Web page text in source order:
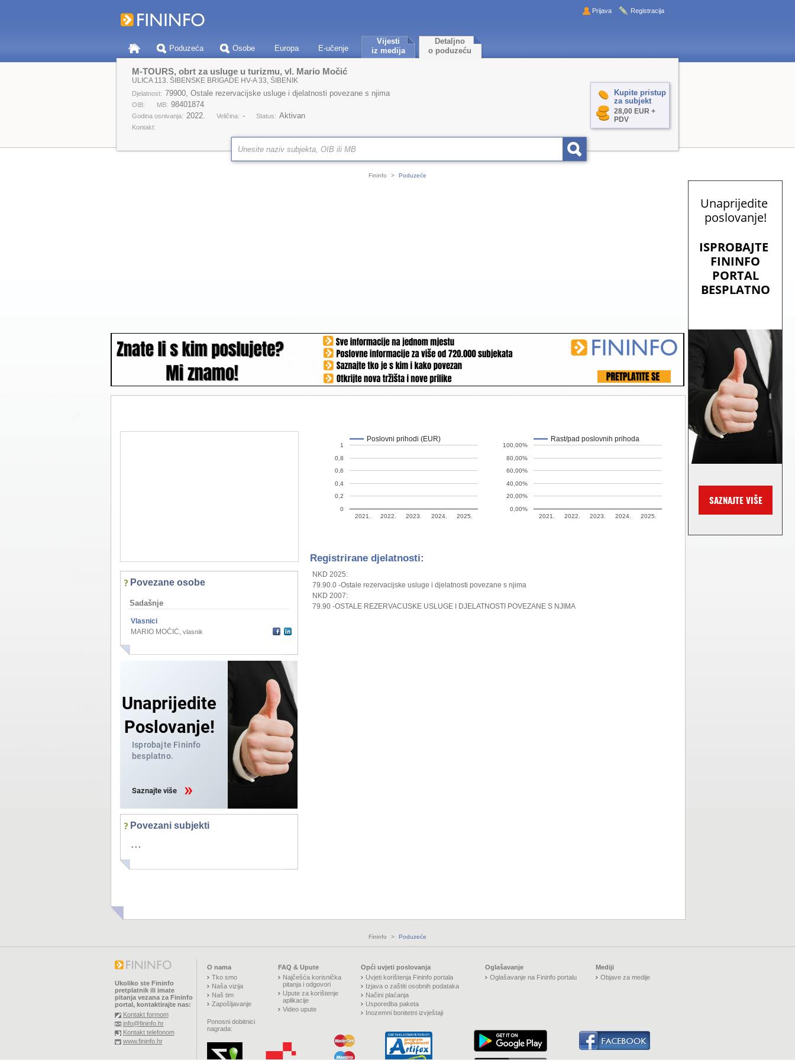
Poduzeća Osobe Europa E-učenje
Vijesti
iz medija
Detaljno
o poduzeću
Prijava Registracija
Kupite pristup
za subjekt
28,00 EUR +
PDV
M-TOURS, obrt za usluge u turizmu, vl. Mario Močić
ULICA 113. ŠIBENSKE BRIGADE HV-A 33, ŠIBENIK
Djelatnost: 79900, Ostale rezervacijske usluge i djelatnosti povezane s njima
OIB: MB: 98401874
Godina osnivanja: 2022. Veličina: - Status: Aktivan
Kontakt:
Fininfo > Poduzeće
Povezane osobe
Sadašnje
Vlasnici
MARIO MOČIĆ, vlasnik
Povezani subjekti
...
Poslovni prihodi (EUR)
2021. 2022. 2023. 2024. 2025.
0
0,2
0,4
0,6
0,8
1
Rast/pad poslovnih prihoda
2021. 2022. 2023. 2024. 2025.
0,00%
20,00%
40,00%
60,00%
80,00%
100,00%
Registrirane djelatnosti:
NKD 2025:
79.90.0 -Ostale rezervacijske usluge i djelatnosti povezane s njima
NKD 2007:
79.90 -OSTALE REZERVACIJSKE USLUGE I DJELATNOSTI POVEZANE S NJIMA
Fininfo > Poduzeće
Ukoliko ste Fininfo
pretplatnik ili imate
pitanja vezana za Fininfo
portal, kontaktirajte nas:
Kontakt formom
info@fininfo.hr
Kontakt telefonom
www.fininfo.hr
O nama
Tko smo
Naša vizija
Naš tim
Zapošljavanje
Ponosni dobitnici
nagrada:
FAQ & Upute
Najčešća korisnička
pitanja i odgovori
Upute za korištenje
aplikacije
Video upute
Opći uvjeti poslovanja
Uvjeti korištenja Fininfo portala
Izjava o zaštiti osobnih podataka
Načini plaćanja
Usporedba paketa
Inozemni bonitetni izvještaji
Oglašavanje
Oglašavanje na Fininfo portalu
Mediji
Objave za medije